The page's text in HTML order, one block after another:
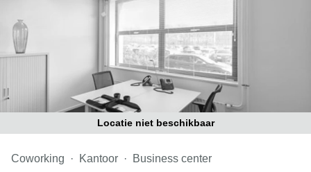
Amsterdam
Westpoort
Business
center
Den
Breda
Coworking
Locatie niet beschikbaar
Coworking Kantoor Business center